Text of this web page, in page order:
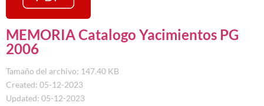
MEMORIA Catalogo Yacimientos PG
2006
Tamaño del archivo: 147.40 KB
Created: 05-12-2023
Updated: 05-12-2023